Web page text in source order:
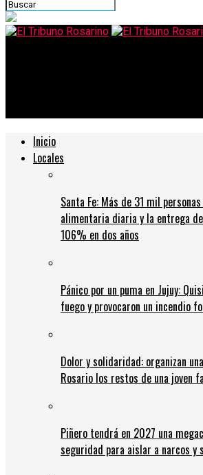
Inicio
Locales
Santa Fe: Más de 31 mil
alimentaria diaria y la entrega
106% en dos años
Pánico por un puma en Jujuy:
fuego y provocaron un incendio
Dolor y solidaridad: organizan
Rosario los restos de una joven
Piñero tendrá en 2027 una
seguridad para aislar a narcos y